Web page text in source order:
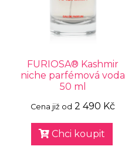
FURIOSA® Kashmir
niche parfémová voda
50 ml
Cena již od 2 490 Kč
Chci koupit